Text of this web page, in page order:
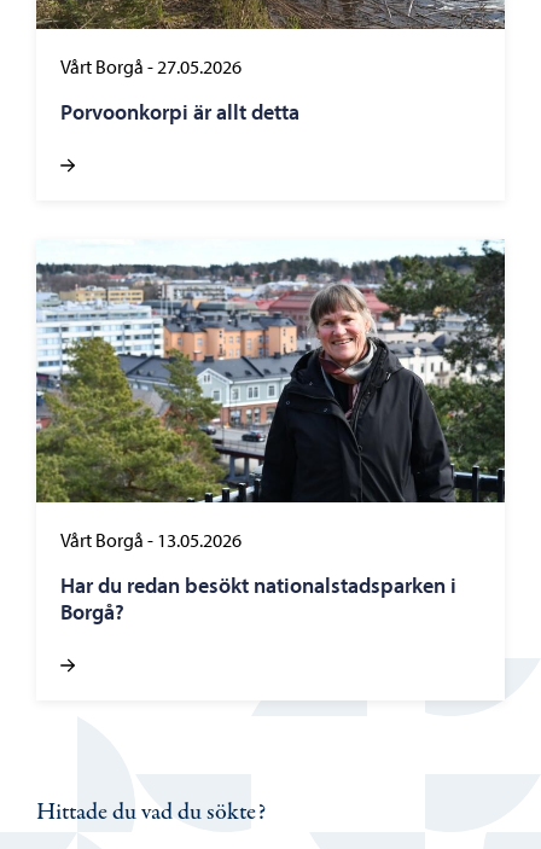
Vårt Borgå - 27.05.2026
Porvoonkorpi är allt detta
Vårt Borgå - 13.05.2026
Har du redan besökt nationalstadsparken i
Borgå?
Hittade du vad du sökte?